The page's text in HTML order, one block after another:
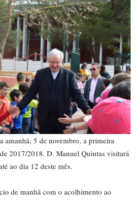
amanhã, 5 de novembro, a primeira
2017/2018. D. Manuel Quintas visitará
ao dia 12 deste mês.
de manhã com o acolhimento ao